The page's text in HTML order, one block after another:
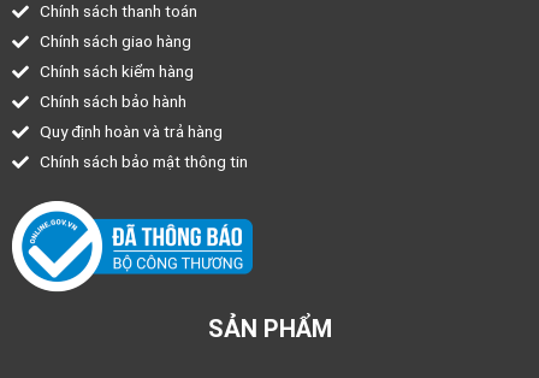
Chính sách thanh toán
Chính sách giao hàng
Chính sách kiểm hàng
Chính sách bảo hành
Quy định hoàn và trả hàng
Chính sách bảo mật thông tin
SẢN PHẨM